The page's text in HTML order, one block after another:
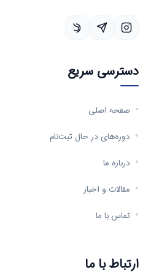
دسترسی سریع
صفحه اصلی
دوره‌های در حال ثبت‌نام
درباره ما
مقالات و اخبار
تماس با ما
ارتباط با ما